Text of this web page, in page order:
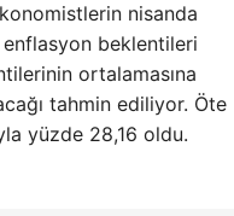
nisanda
beklentileri
ortalamasına
tahmin ediliyor. Öte
yüzde 28,16 oldu.